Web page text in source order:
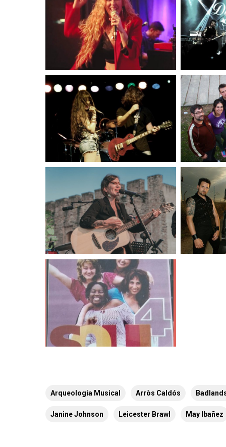
Arqueologia Musical Arròs Caldós
Janine Johnson Leicester Brawl May Ibañez